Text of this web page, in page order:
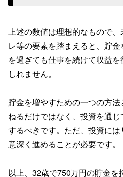
上述の数値は理想的なもので
レ等の要素を踏まえると、貯
を過ぎても仕事を続けて収益
しれません。
貯金を増やすための一つの方
ねるだけではなく、投資を通
するべきです。ただ、投資に
意深く進めることが必要です。
以上、32歳で750万円の貯金